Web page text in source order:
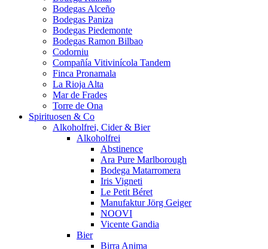
Bodegas Alceño
Bodegas Paniza
Bodegas Piedemonte
Bodegas Ramon Bilbao
Codorniu
Compañía Vitivinícola Tandem
Finca Pronamala
La Rioja Alta
Mar de Frades
Torre de Ona
Spirituosen & Co
Alkoholfrei, Cider & Bier
Alkoholfrei
Abstinence
Ara Pure Marlborough
Bodega Matarromera
Iris Vigneti
Le Petit Béret
Manufaktur Jörg Geiger
NOOVI
Vicente Gandia
Bier
Birra Anima